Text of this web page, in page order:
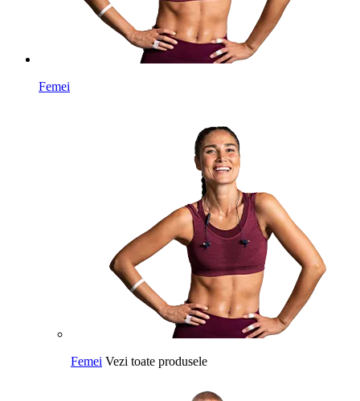
Femei
Femei Vezi toate produsele